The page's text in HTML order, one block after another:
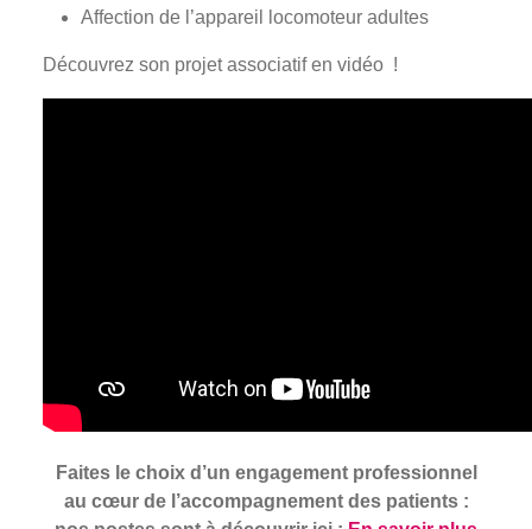
Affection de l’appareil locomoteur adultes
Découvrez son projet associatif en vidéo !
Faites le choix d’un engagement professionnel
au cœur de l’accompagnement des patients :